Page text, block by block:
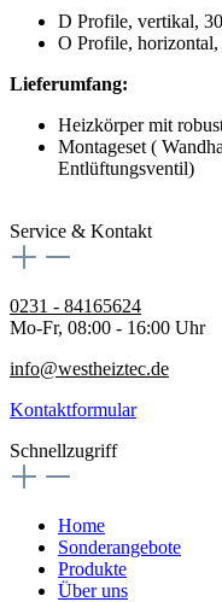
D Profile, vertikal,
O Profile, horizontal,
Lieferumfang:
Heizkörper mit
Montageset (
Entlüftungsventil)
Service & Kontakt
0231 - 84165624
Mo-Fr, 08:00 - 16:00 Uhr
info@westheiztec.de
Kontaktformular
Schnellzugriff
Home
Sonderangebote
Produkte
Über uns